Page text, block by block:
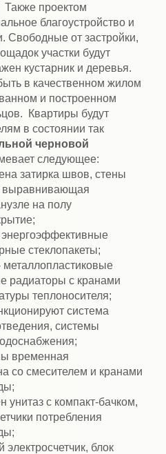
Также проектом
благоустройство и
Свободные от застройки,
участки будут
кустарник и деревья.
в качественном жилом
и построенном
Квартиры будут
в состоянии так
черновой
следующее:
затирка швов, стены
выравнивающая
на полу
стеклопакеты;
радиаторы с кранами
теплоносителя;
система
системы
временная
со смесителем и кранами
унитаз с компакт-бачком,
потребления
блок